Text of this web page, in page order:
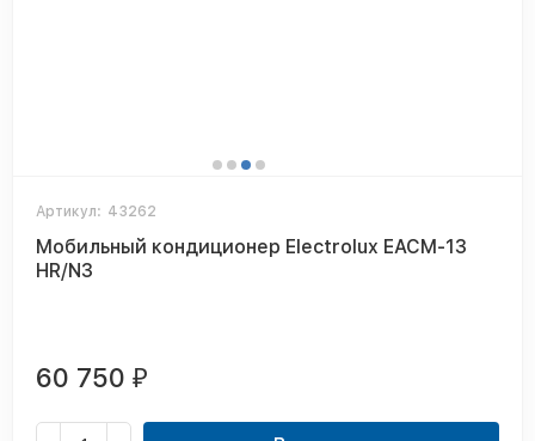
Артикул: 43262
Мобильный кондиционер Electrolux EACM-13
HR/N3
60 750 ₽